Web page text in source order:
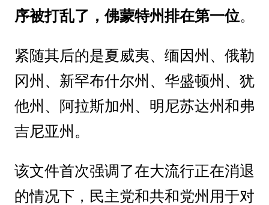
序被打乱了，佛蒙特州排在第一位。
紧随其后的是夏威夷、缅因州、俄勒
冈州、新罕布什尔州、华盛顿州、犹
他州、阿拉斯加州、明尼苏达州和弗
吉尼亚州。
该文件首次强调了在大流行正在消退
的情况下，民主党和共和党州用于对